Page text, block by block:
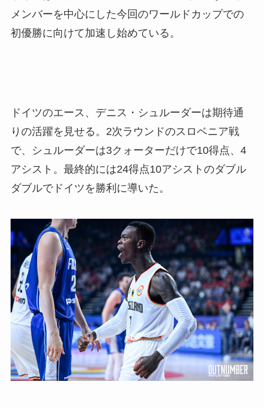
メンバーを中心にした今回のワールドカップでの
初優勝に向けて加速し始めている。
ドイツのエース、デニス・シュルーダーは期待通
りの活躍を見せる。2次ラウンドのスロベニア戦
で、シュルーダーは3クォーターだけで10得点、4
アシスト。最終的には24得点10アシストのダブル
ダブルでドイツを勝利に導いた。